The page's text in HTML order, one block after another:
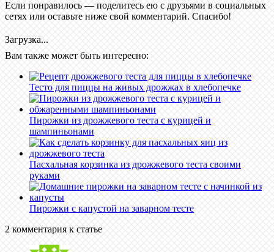
Если понравилось — поделитесь ею с друзьями в социальных
сетях или оставьте ниже свой комментарий. Спасибо!
Загрузка...
Вам также может быть интересно:
Тесто для пиццы на живых дрожжах в хлебопечке
Пирожки из дрожжевого теста с курицей и
шампиньонами
Пасхальная корзинка из дрожжевого теста своими
руками
Пирожки с капустой на заварном тесте
2 комментария к статье